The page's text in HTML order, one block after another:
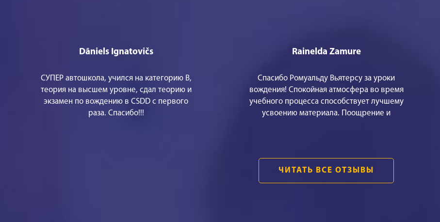
Dāniels Ignatovičs
СУПЕР автошкола, учился на категорию В,
теория на высшем уровне, сдал теорию и
экзамен по вождению в CSDD с первого
раза. Спасибо!!!
Rainelda Zamure
Спасибо Ромуальду Вьятерсу за уроки
вождения! Спокойная атмосфера во время
учебного процесса способствует лучшему
усвоению материала. Поощрение и
уверенность в своих силах. Это было самым
важным для меня! БОЛЬШОЕ СПАСИБО!
ЧИТАТЬ ВСЕ ОТЗЫВЫ